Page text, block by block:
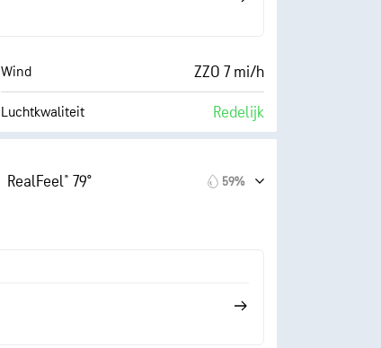
Wind ZZO 7 mi/h
Luchtkwaliteit Redelijk
RealFeel® 79° 59%